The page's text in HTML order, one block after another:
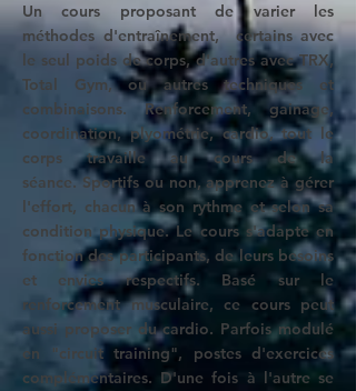
Un cours proposant de varier les
méthodes d'entraînement,certains avec
le seul poids de corps, d'autres avec TRX,
Total Gym, ou autres techniques et
combinaisons. Renforcement, gainage,
coordination, plyométrie, cardio, tout le
corps travaille au cours de la
séance.Sportifs ou non, apprenez à gérer
l'effort, chacun à son rythme et selon sa
condition physique. Le cours s'adapte en
fonction des participants, de leurs besoins
et envies respectifs. Basé sur le
renforcement musculaire, ce cours peut
aussi proposer du cardio. Parfois modulé
en "circuit training", postes d'exercices
complémentaires. D'une fois à l'autre se